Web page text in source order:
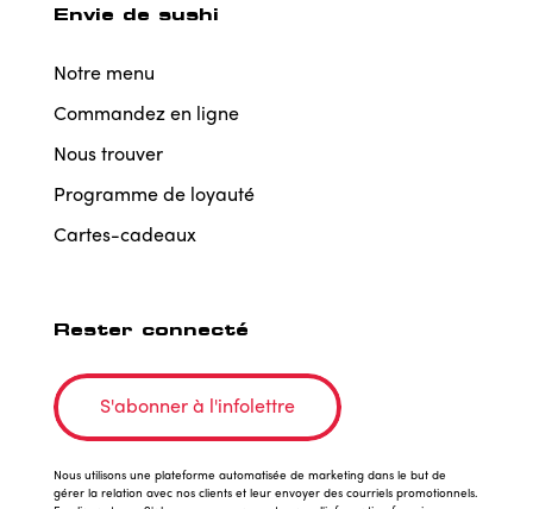
Envie de sushi
Notre menu
Commandez en ligne
Nous trouver
Programme de loyauté
Cartes-cadeaux
Rester connecté
S'abonner à l'infolettre
Nous utilisons une plateforme automatisée de marketing dans le but de
gérer la relation avec nos clients et leur envoyer des courriels promotionnels.